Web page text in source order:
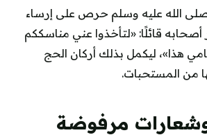
صلى الله عليه وسلم حرص على إرساء
أصحابه قائلًا: «لتأخذوا عني مناسككم
هذا»، ليكمل بذلك أركان الحج
من المستحبات.
مرفوضة